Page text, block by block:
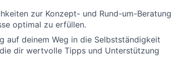
zur Konzept- und Rund-um-Beratung
optimal zu erfüllen.
auf deinem Weg in die Selbstständigkeit
dir wertvolle Tipps und Unterstützung